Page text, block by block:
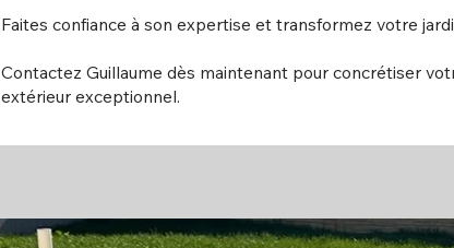
Faites confiance à son expertise et transformez votre
Contactez Guillaume dès maintenant pour concrétiser
extérieur exceptionnel.